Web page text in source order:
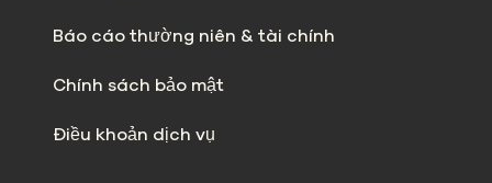
Báo cáo thường niên & tài chính
Chính sách bảo mật
Điều khoản dịch vụ